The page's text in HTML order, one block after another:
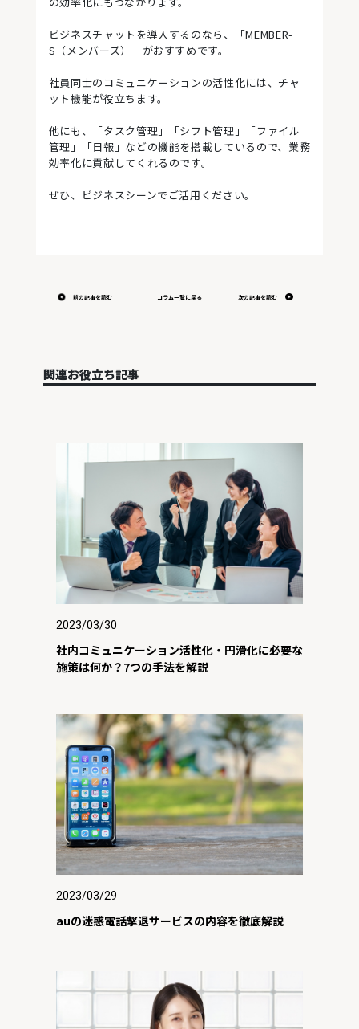
ビジネスチャットを導入するのなら、「MEMBER-
S（メンバーズ）」がおすすめです。
社員同士のコミュニケーションの活性化には、チャ
ット機能が役立ちます。
他にも、「タスク管理」「シフト管理」「ファイル
管理」「日報」などの機能を搭載しているので、業務
効率化に貢献してくれるのです。
ぜひ、ビジネスシーンでご活用ください。
前の記事を読む コラム一覧に戻る 次の記事を読む
関連お役立ち記事
2023/03/30
社内コミュニケーション活性化・円滑化に必要な
施策は何か？7つの手法を解説
2023/03/29
auの迷惑電話撃退サービスの内容を徹底解説